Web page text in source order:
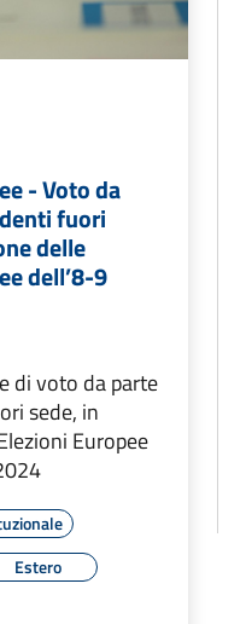
- Voto da
fuori
delle
dell’8-9
di voto da parte
sede, in
Europee
Estero